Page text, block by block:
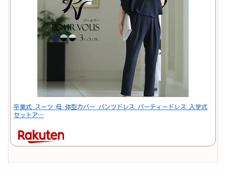
卒業式 スーツ 母 体型カバー パンツドレス パーティードレス 入学式
セットア…